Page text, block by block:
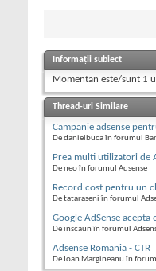
Informații subiect
Momentan este/sunt 1
Thread-uri Similare
Campanie adsense
De danielbuca în forumul
Prea multi utilizatori de
De neo în forumul Adsense
Record cost pentru un
De tataraseni în forumul
Google AdSense acepta
De inscaun în forumul
Adsense Romania - CTR
De Ioan Margineanu în